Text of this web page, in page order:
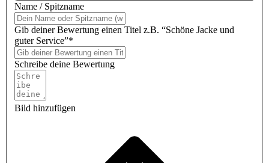
Name / Spitzname
Gib deiner Bewertung einen Titel z.B. “Schöne Jacke und
guter Service”*
Schreibe deine Bewertung
Bild hinzufügen